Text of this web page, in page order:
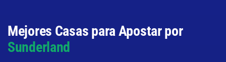
Mejores Casas para Apostar por
Sunderland